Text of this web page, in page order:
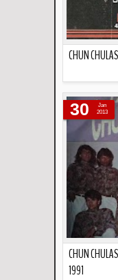
CHUN
CHUN
1991
30
Jan
2013